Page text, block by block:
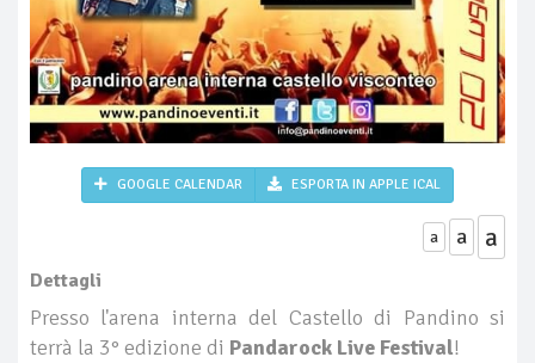
GOOGLE CALENDAR ESPORTA IN APPLE ICAL
a a a
Dettagli
Presso l'arena interna del Castello di Pandino si
terrà la 3° edizione di Pandarock Live Festival!